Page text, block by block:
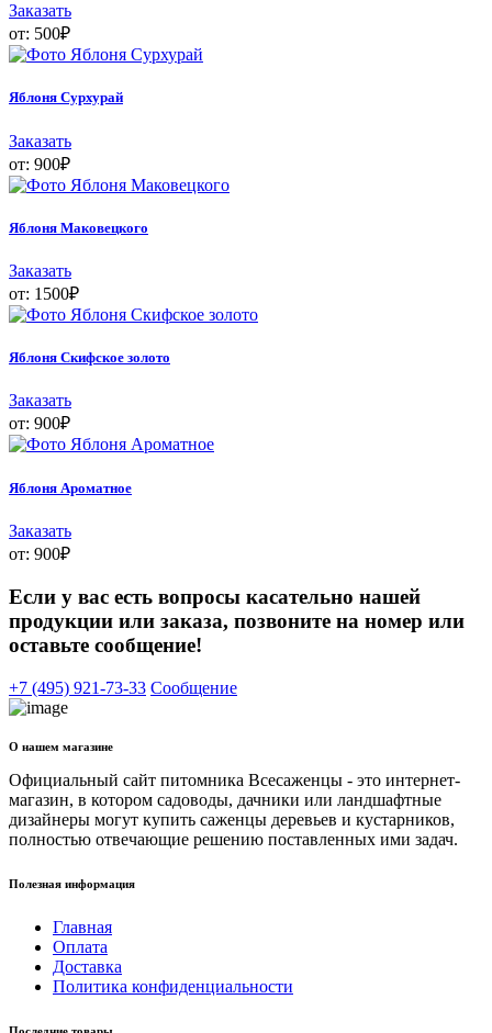
Заказать
от: 500₽
Яблоня Сурхурай
Заказать
от: 900₽
Яблоня Маковецкого
Заказать
от: 1500₽
Яблоня Скифское золото
Заказать
от: 900₽
Яблоня Ароматное
Заказать
от: 900₽
Если у вас есть вопросы касательно нашей
продукции или заказа, позвоните на номер или
оставьте сообщение!
+7 (495) 921-73-33 Сообщение
О нашем магазине
Официальный сайт питомника Всесаженцы - это интернет-
магазин, в котором садоводы, дачники или ландшафтные
дизайнеры могут купить саженцы деревьев и кустарников,
полностью отвечающие решению поставленных ими задач.
Полезная информация
Главная
Оплата
Доставка
Политика конфиденциальности